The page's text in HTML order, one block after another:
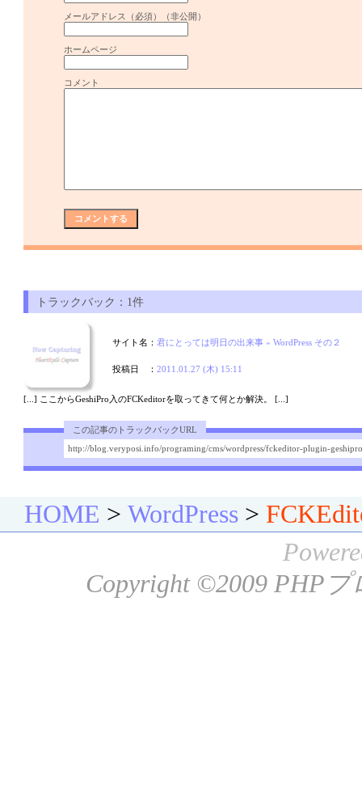
メールアドレス（必須）（非公開）
ホームページ
コメント
トラックバック：1件
サイト名：君にとっては明日の出来事 » WordPress その２
投稿日 ：2011.01.27 (木) 15:11
[...] ここからGeshiPro入のFCKeditorを取ってきて何とか解決。 [...]
この記事のトラックバックURL
http://blog.veryposi.info/programing/cms/wordpress/fckeditor-plugin-
HOME > WordPress >
Copyright ©2009 PHPプ